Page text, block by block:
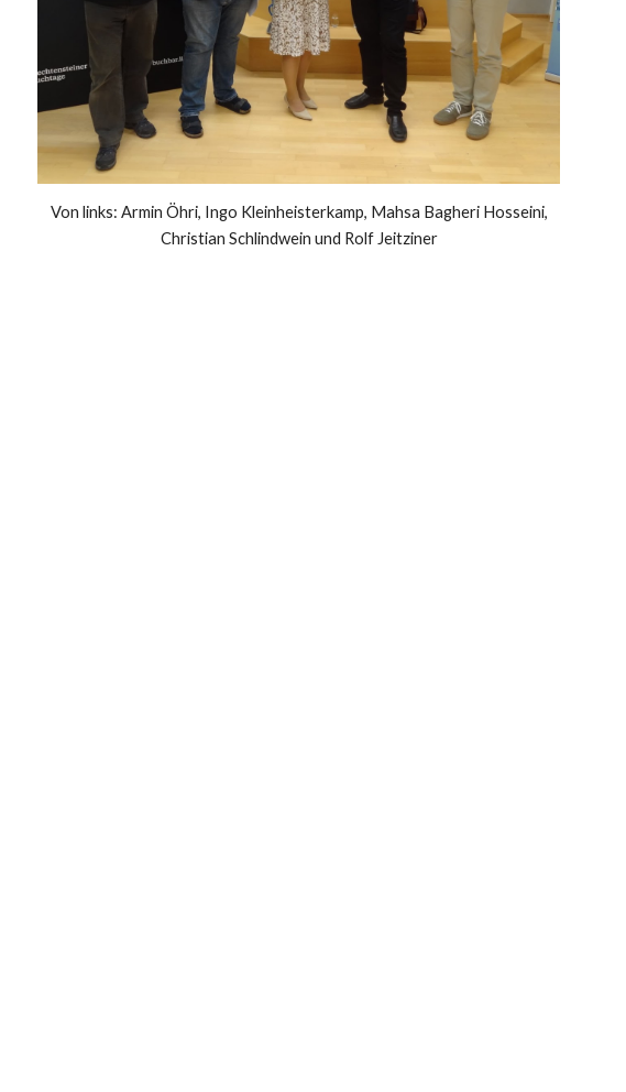
Von links: Armin Öhri, Ingo Kleinheisterkamp, Mahsa Bagheri Hosseini,
Christian Schlindwein und Rolf Jeitziner